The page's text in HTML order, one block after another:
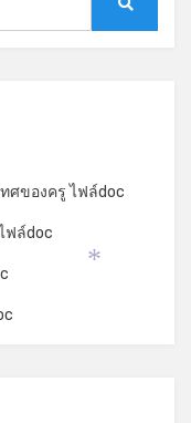
ศของครู ไฟล์doc
ฟล์doc